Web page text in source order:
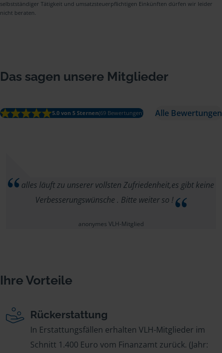
selbstständiger Tätigkeit und umsatzsteuerpflichtigen Einkünften dürfen wir leider
nicht beraten.
Das sagen unsere Mitglieder
5.0 von 5 Sternen(69 Bewertungen) Alle Bewertungen
alles läuft zu unserer vollsten Zufriedenheit,es gibt keine
Verbesserungswünsche . Bitte weiter so !
anonymes VLH-Mitglied
Ihre Vorteile
Rückerstattung
In Erstattungsfällen erhalten VLH-Mitglieder im
Schnitt 1.400 Euro vom Finanzamt zurück. (Jahr: